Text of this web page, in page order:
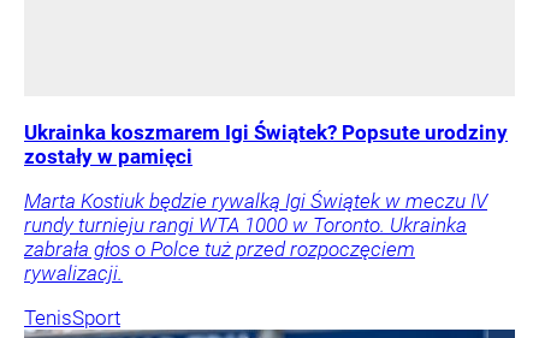
Ukrainka koszmarem Igi Świątek? Popsute urodziny
zostały w pamięci
Marta Kostiuk będzie rywalką Igi Świątek w meczu IV
rundy turnieju rangi WTA 1000 w Toronto. Ukrainka
zabrała głos o Polce tuż przed rozpoczęciem
rywalizacji.
TenisSport